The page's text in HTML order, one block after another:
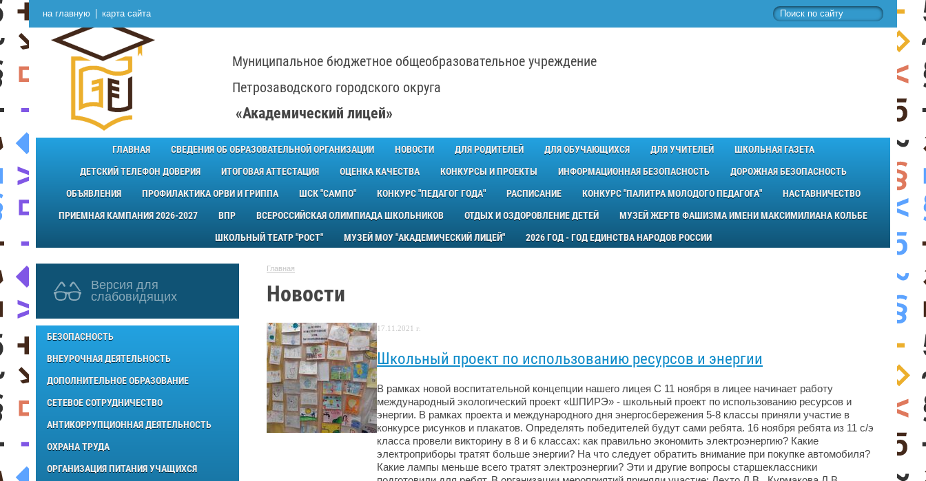
на главную карта сайта
Муниципальное бюджетное общеобразовательное учреждение
Петрозаводского городского округа
«Академический лицей»
ГЛАВНАЯ СВЕДЕНИЯ ОБ ОБРАЗОВАТЕЛЬНОЙ ОРГАНИЗАЦИИ НОВОСТИ ДЛЯ РОДИТЕЛЕЙ ДЛЯ ОБУЧАЮЩИХСЯ ДЛЯ УЧИТЕЛЕЙ
ШКОЛЬНАЯ ГАЗЕТА
ДЕТСКИЙ ТЕЛЕФОН ДОВЕРИЯ
ИТОГОВАЯ АТТЕСТАЦИЯ ОЦЕНКА КАЧЕСТВА КОНКУРСЫ И ПРОЕКТЫ ИНФОРМАЦИОННАЯ БЕЗОПАСНОСТЬ
ДОРОЖНАЯ БЕЗОПАСНОСТЬ
ОБЪЯВЛЕНИЯ
ПРОФИЛАКТИКА ОРВИ И ГРИППА ШСК "САМПО" КОНКУРС "ПЕДАГОГ ГОДА" РАСПИСАНИЕ КОНКУРС "ПАЛИТРА МОЛОДОГО ПЕДАГОГА"
НАСТАВНИЧЕСТВО
ПРИЕМНАЯ КАМПАНИЯ 2026-2027
ВПР ВСЕРОССИЙСКАЯ ОЛИМПИАДА ШКОЛЬНИКОВ ОТДЫХ И ОЗДОРОВЛЕНИЕ ДЕТЕЙ
МУЗЕЙ ЖЕРТВ ФАШИЗМА ИМЕНИ МАКСИМИЛИАНА КОЛЬБЕ
ШКОЛЬНЫЙ ТЕАТР "РОСТ"
МУЗЕЙ МОУ "АКАДЕМИЧЕСКИЙ ЛИЦЕЙ" 2026 ГОД - ГОД ЕДИНСТВА НАРОДОВ РОССИИ
Версия для
слабовидящих
БЕЗОПАСНОСТЬ
ВНЕУРОЧНАЯ ДЕЯТЕЛЬНОСТЬ
ДОПОЛНИТЕЛЬНОЕ ОБРАЗОВАНИЕ
СЕТЕВОЕ СОТРУДНИЧЕСТВО
АНТИКОРРУПЦИОННАЯ ДЕЯТЕЛЬНОСТЬ
ОХРАНА ТРУДА
ОРГАНИЗАЦИЯ ПИТАНИЯ УЧАЩИХСЯ
Главная
Новости
17.11.2021 г.
Школьный проект по использованию ресурсов и энергии
В рамках новой воспитательной концепции нашего лицея С 11 ноября в лицее начинает работу
международный экологический проект «ШПИРЭ» - школьный проект по использованию ресурсов и
энергии. В рамках проекта и международного дня энергосбережения 5-8 классы приняли участие в
конкурсе рисунков и плакатов. Определять победителей будут сами ребята. 16 ноября ребята из 11 с/э
класса провели викторину в 8 и 6 классах: как правильно экономить электроэнергию? Какие
электроприборы тратят больше энергии? На что следует обратить внимание при покупке автомобиля?
Какие лампы меньше всего тратят электроэнергии? Эти и другие вопросы старшеклассники